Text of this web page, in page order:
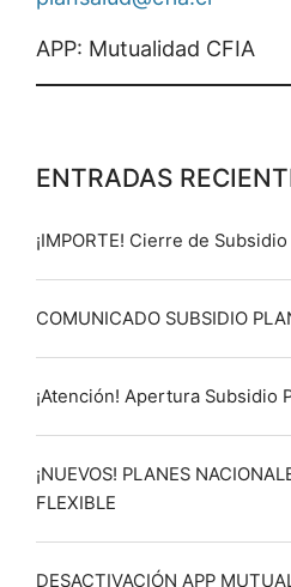
APP: Mutualidad CFIA
ENTRADAS
¡IMPORTE! Cierre de
COMUNICADO SUBSIDIO
¡Atención! Apertura Subsidio
¡NUEVOS! PLANES
FLEXIBLE
DESACTIVACIÓN APP